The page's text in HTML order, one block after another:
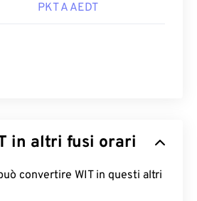
PKT A AEDT
in altri fusi orari
convertire WIT in questi altri